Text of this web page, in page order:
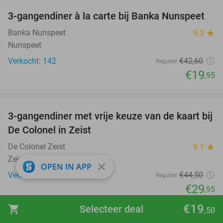
shopping_cart €19,50
Selecteer deal
53%
3-gangendiner à la carte bij Banka Nunspeet
Banka Nunspeet 9.3 star
Nunspeet
Verkocht: 142
Regulier €42,60
€19,95
33%
3-gangendiner met vrije keuze van de kaart bij
De Colonel in Zeist
De Colonel Zeist 9.1 star
Zeist (9 km)
Verkocht: 147
Regulier €44,50
€29,95
favorite_border
OPEN IN APP close